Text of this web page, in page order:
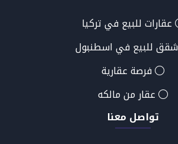
عقارات للبيع في تركيا
شقق للبيع في اسطنبول
فرصة عقارية
عقار من مالكه
تواصل معنا